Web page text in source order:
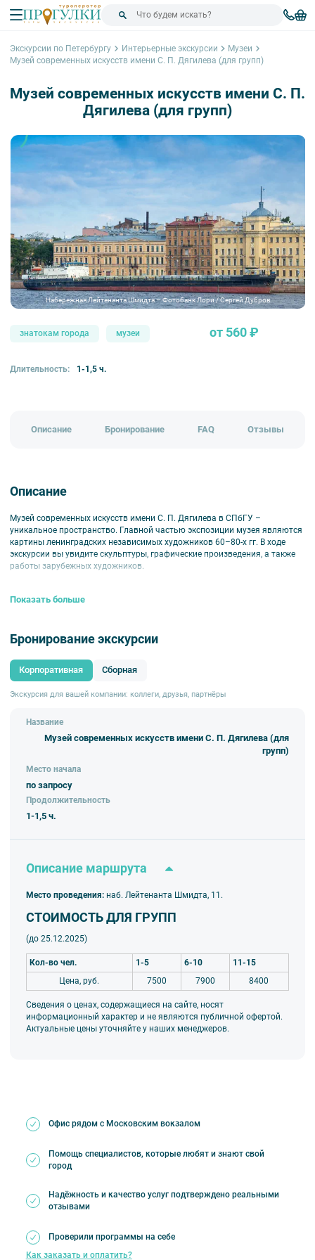
Экскурсии по Петербургу Интерьерные экскурсии
Музеи
Музей современных искусств имени С. П. Дягилева (для групп)
Музей современных искусств имени С. П.
Дягилева (для групп)
Набережная Лейтенанта Шмидта – Фотобанк Лори / Сергей Дубров
знатокам города музеи от 560 ₽
Длительность: 1-1,5 ч.
Описание Бронирование FAQ Отзывы
Описание
Музей современных искусств имени С. П. Дягилева в СПбГУ –
уникальное пространство. Главной частью экспозиции музея являются
картины ленинградских независимых художников 60–80-х гг. В ходе
экскурсии вы увидите скульптуры, графические произведения, а также
работы зарубежных художников.
Показать больше
Бронирование экскурсии
Корпоративная Сборная
Экскурсия для вашей компании: коллеги, друзья, партнёры
Название
Музей современных искусств имени С. П. Дягилева (для
групп)
Место начала
по запросу
Продолжительность
1-1,5 ч.
Описание маршрута
Место проведения: наб. Лейтенанта Шмидта, 11.
СТОИМОСТЬ ДЛЯ ГРУПП
(до 25.12.2025)
Кол-во чел. 1-5 6-10
11-15
Цена, руб.
7500 7900 8400
Сведения о ценах, содержащиеся на сайте, носят
информационный характер и не являются публичной офертой.
Актуальные цены уточняйте у наших менеджеров.
Офис рядом с Московским вокзалом
Помощь специалистов, которые любят и знают свой
город
Надёжность и качество услуг подтверждено реальными
отзывами
Проверили программы на себе
Как заказать и оплатить?